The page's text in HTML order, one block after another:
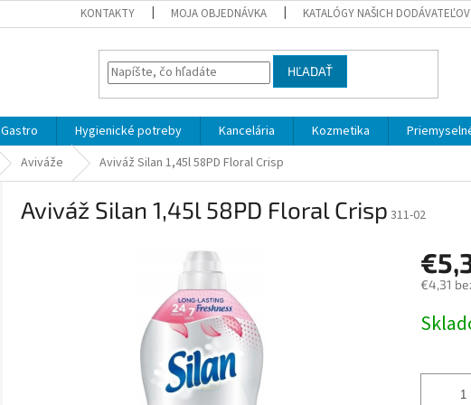
KONTAKTY MOJA OBJEDNÁVKA KATALÓGY NAŠICH DODÁVATEĽOV
HĽADAŤ
Gastro Hygienické potreby Kancelária Kozmetika
Aviváže Aviváž Silan 1,45l 58PD Floral Crisp
Aviváž Silan 1,45l 58PD Floral Crisp 311-02
€4,31
cena: